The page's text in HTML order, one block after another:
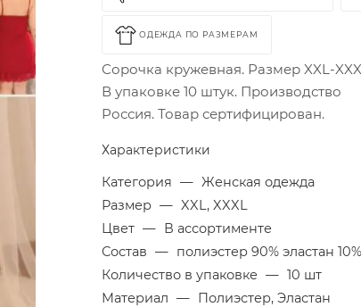
ОДЕЖДА ПО РАЗМЕРАМ
Сорочка кружевная. Размер XXL-
В упаковке 10 штук. Производство
Россия. Товар сертифицирован.
Характеристики
Категория — Женская одежда
Размер — XXL, XXXL
Цвет — В ассортименте
Состав — полиэстер 90% эластан 10%
Количество в упаковке — 10 шт
Материал — Полиэстер, Эластан